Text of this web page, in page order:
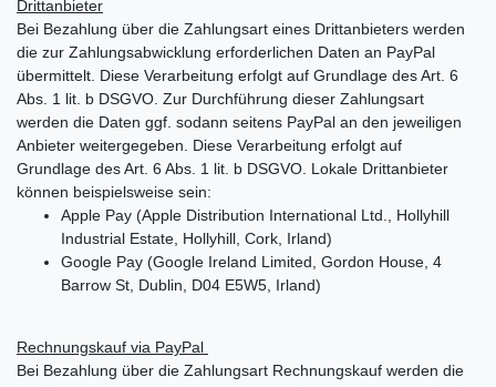
Drittanbieter
Bei Bezahlung über die Zahlungsart eines Drittanbieters werden
die zur Zahlungsabwicklung erforderlichen Daten an PayPal
übermittelt. Diese Verarbeitung erfolgt auf Grundlage des Art. 6
Abs. 1 lit. b DSGVO. Zur Durchführung dieser Zahlungsart
werden die Daten ggf. sodann seitens PayPal an den jeweiligen
Anbieter weitergegeben. Diese Verarbeitung erfolgt auf
Grundlage des Art. 6 Abs. 1 lit. b DSGVO. Lokale Drittanbieter
können beispielsweise sein:
Apple Pay (Apple Distribution International Ltd., Hollyhill
Industrial Estate, Hollyhill, Cork, Irland)
Google Pay (Google Ireland Limited, Gordon House, 4
Barrow St, Dublin, D04 E5W5, Irland)
Rechnungskauf via PayPal
Bei Bezahlung über die Zahlungsart Rechnungskauf werden die